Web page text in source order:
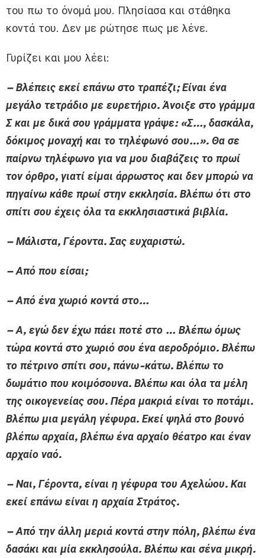
του πω το όνομά μου. Πλησίασα και στάθηκα
κοντά του. Δεν με ρώτησε πως με λένε.
Γυρίζει και μου λέει:
– Βλέπεις εκεί επάνω στο τραπέζι; Είναι ένα
μεγάλο τετράδιο με ευρετήριο. Άνοιξε στο γράμμα
Σ και με δικά σου γράμματα γράψε: «Σ…, δασκάλα,
δόκιμος μοναχή και το τηλέφωνό σου…». Θα σε
παίρνω τηλέφωνο για να μου διαβάζεις το πρωί
τον όρθρο, γιατί είμαι άρρωστος και δεν μπορώ να
πηγαίνω κάθε πρωί στην εκκλησία. Βλέπω ότι στο
σπίτι σου έχεις όλα τα εκκλησιαστικά βιβλία.
– Μάλιστα, Γέροντα. Σας ευχαριστώ.
– Από που είσαι;
– Από ένα χωριό κοντά στο…
– Α, εγώ δεν έχω πάει ποτέ στο … Βλέπω όμως
τώρα κοντά στο χωριό σου ένα αεροδρόμιο. Βλέπω
το πέτρινο σπίτι σου, πάνω-κάτω. Βλέπω το
δωμάτιο που κοιμόσουνα. Βλέπω και όλα τα μέλη
της οικογενείας σου. Πέρα μακριά είναι το ποτάμι.
Βλέπω μια μεγάλη γέφυρα. Εκεί ψηλά στο βουνό
βλέπω αρχαία, βλέπω ένα αρχαίο θέατρο και έναν
αρχαίο ναό.
– Ναι, Γέροντα, είναι η γέφυρα του Αχελώου. Και
εκεί επάνω είναι η αρχαία Στράτος.
– Από την άλλη μεριά κοντά στην πόλη, βλέπω ένα
δασάκι και μία εκκλησούλα. Βλέπω και σένα μικρή.